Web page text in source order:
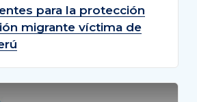
para la protección
migrante víctima de